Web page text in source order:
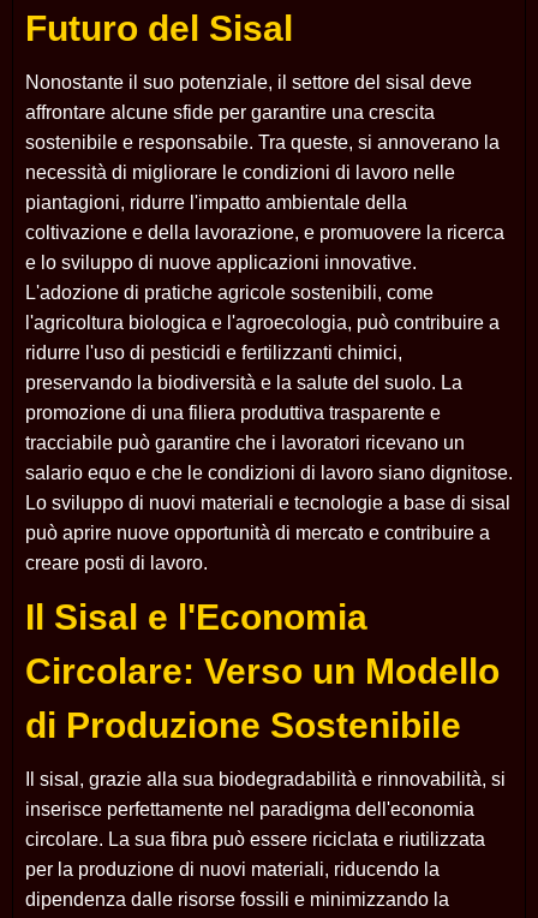
Futuro del Sisal
Nonostante il suo potenziale, il settore del sisal deve
affrontare alcune sfide per garantire una crescita
sostenibile e responsabile. Tra queste, si annoverano la
necessità di migliorare le condizioni di lavoro nelle
piantagioni, ridurre l'impatto ambientale della
coltivazione e della lavorazione, e promuovere la ricerca
e lo sviluppo di nuove applicazioni innovative.
L'adozione di pratiche agricole sostenibili, come
l'agricoltura biologica e l'agroecologia, può contribuire a
ridurre l'uso di pesticidi e fertilizzanti chimici,
preservando la biodiversità e la salute del suolo. La
promozione di una filiera produttiva trasparente e
tracciabile può garantire che i lavoratori ricevano un
salario equo e che le condizioni di lavoro siano dignitose.
Lo sviluppo di nuovi materiali e tecnologie a base di sisal
può aprire nuove opportunità di mercato e contribuire a
creare posti di lavoro.
Il Sisal e l'Economia
Circolare: Verso un Modello
di Produzione Sostenibile
Il sisal, grazie alla sua biodegradabilità e rinnovabilità, si
inserisce perfettamente nel paradigma dell'economia
circolare. La sua fibra può essere riciclata e riutilizzata
per la produzione di nuovi materiali, riducendo la
dipendenza dalle risorse fossili e minimizzando la